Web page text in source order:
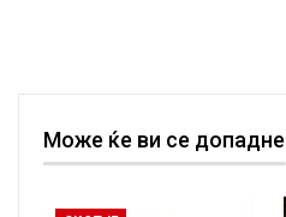
Може ќе ви се допадне